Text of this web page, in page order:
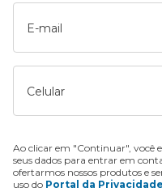
E-mail
Celular
Ao clicar em "Continuar", você
seus dados para entrar em
ofertarmos nossos produtos e
uso do Portal da Privacidade